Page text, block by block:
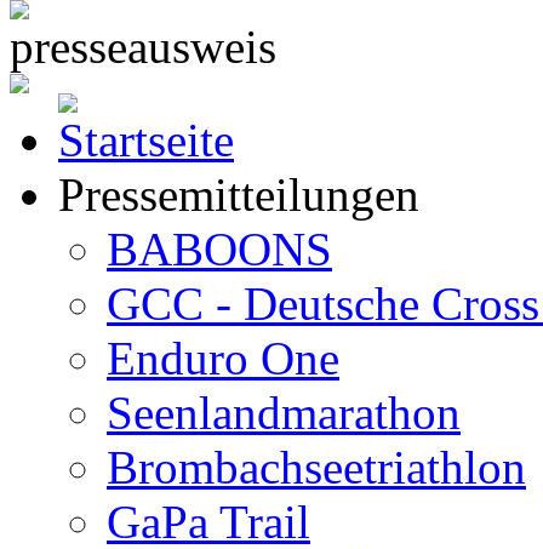
Pressemitteilungen
BABOONS
GCC - Deutsche
Enduro One
Seenlandmarathon
Brombachseetriathlon
GaPa Trail